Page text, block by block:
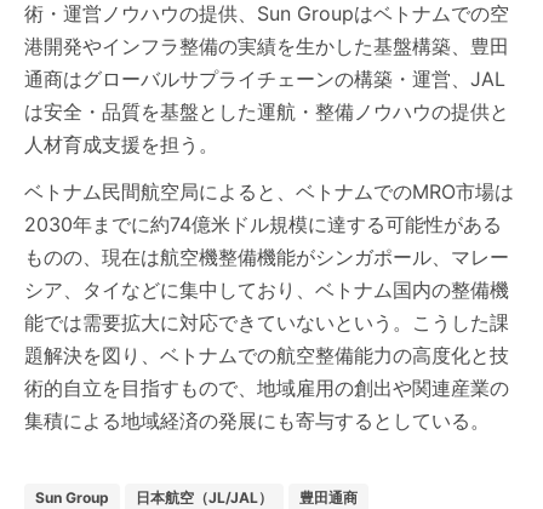
術・運営ノウハウの提供、Sun Groupはベトナムでの空
港開発やインフラ整備の実績を生かした基盤構築、豊田
通商はグローバルサプライチェーンの構築・運営、JAL
は安全・品質を基盤とした運航・整備ノウハウの提供と
人材育成支援を担う。
ベトナム民間航空局によると、ベトナムでのMRO市場は
2030年までに約74億米ドル規模に達する可能性がある
ものの、現在は航空機整備機能がシンガポール、マレー
シア、タイなどに集中しており、ベトナム国内の整備機
能では需要拡大に対応できていないという。こうした課
題解決を図り、ベトナムでの航空整備能力の高度化と技
術的自立を目指すもので、地域雇用の創出や関連産業の
集積による地域経済の発展にも寄与するとしている。
Sun Group 日本航空（JL/JAL）
豊田通商